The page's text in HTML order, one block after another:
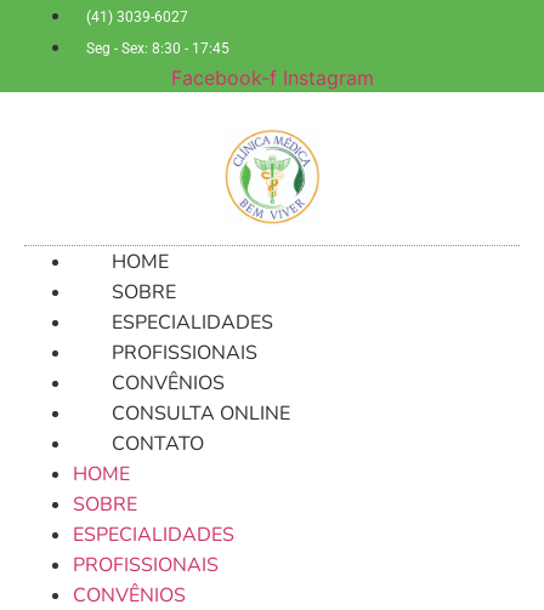
(41) 3039-6027
Seg - Sex: 8:30 - 17:45
Facebook-f Instagram
HOME
SOBRE
ESPECIALIDADES
PROFISSIONAIS
CONVÊNIOS
CONSULTA ONLINE
CONTATO
HOME
SOBRE
ESPECIALIDADES
PROFISSIONAIS
CONVÊNIOS